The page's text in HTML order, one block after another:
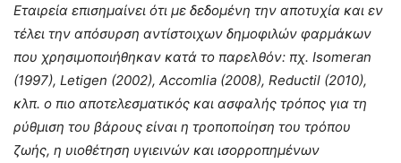
Εταιρεία επισημαίνει ότι με δεδομένη την αποτυχία και εν
τέλει την απόσυρση αντίστοιχων δημοφιλών φαρμάκων
που χρησιμοποιήθηκαν κατά το παρελθόν: πχ. Isomeran
(1997), Letigen (2002), Accomlia (2008), Reductil (2010),
κλπ. ο πιο αποτελεσματικός και ασφαλής τρόπος για τη
ρύθμιση του βάρους είναι η τροποποίηση του τρόπου
ζωής, η υιοθέτηση υγιεινών και ισορροπημένων